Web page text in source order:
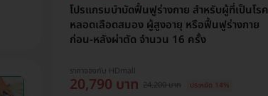
โปรแกรมบำบัดฟื้นฟูร่างกาย สำหรับผู้ที่เป็นโรค
หลอดเลือดสมอง ผู้สูงอายุ หรือฟื้นฟูร่างกาย
ก่อน-หลังผ่าตัด จำนวน 16 ครั้ง
ราคาจองกับ HDmall
20,790 บาท 24,200 บาท ประหยัด 14%